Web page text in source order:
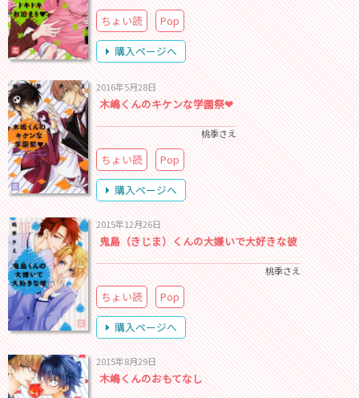
ちょい読
Pop
購入ページへ
2016年5月28日
木嶋くんのキケンな学園祭❤
桃季さえ
ちょい読
Pop
購入ページへ
2015年12月26日
鬼島（きじま）くんの大嫌いで大好きな彼
桃季さえ
ちょい読
Pop
購入ページへ
2015年8月29日
木嶋くんのおもてなし